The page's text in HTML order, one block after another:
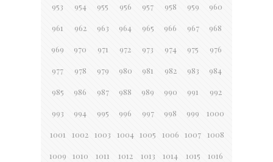
953 954 955 956 957 958 959 960
961 962 963 964 965 966 967 968
969 970 971 972 973 974 975 976
977 978 979 980 981 982 983 984
985 986 987 988 989 990 991 992
993 994 995 996 997 998 999 1000
1001 1002 1003 1004 1005 1006 1007 1008
1009 1010 1011 1012 1013 1014 1015 1016